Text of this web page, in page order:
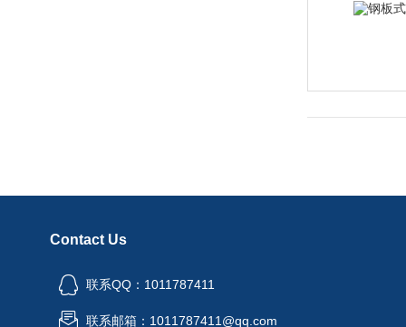
Contact Us
联系QQ：1011787411
联系邮箱：1011787411@qq.com